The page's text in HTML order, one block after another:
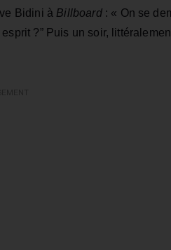
Bidini à Billboard: « On se
?” Puis un soir,